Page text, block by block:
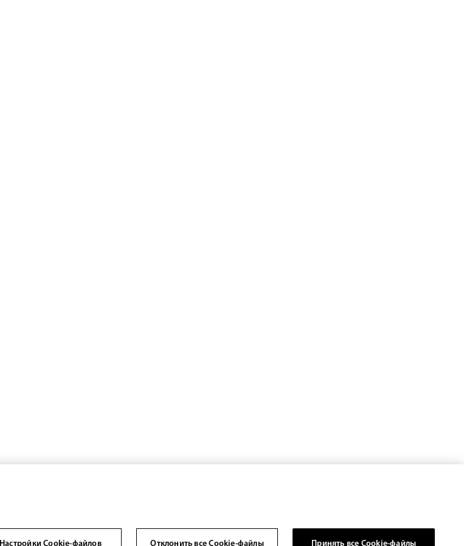
Настройки Cookie-файлов Отклонить все Cookie-файлы Принять все Cookie-файлы